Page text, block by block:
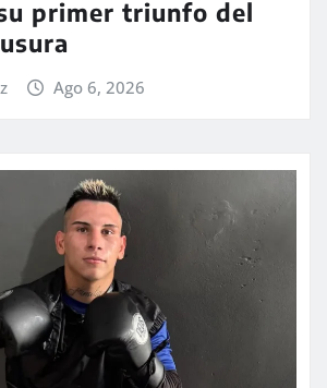
primer triunfo del
Ago 6, 2026